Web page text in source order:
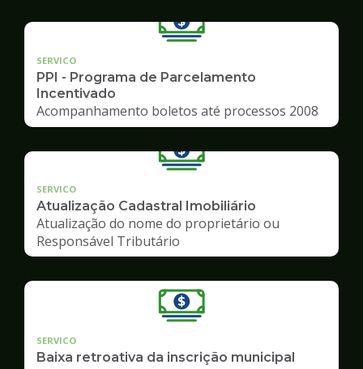
SERVICO
PPI - Programa de Parcelamento
Incentivado
Acompanhamento boletos até processos 2008
SERVICO
Atualização Cadastral Imobiliário
Atualização do nome do proprietário ou
Responsável Tributário
SERVICO
Baixa retroativa da inscrição municipal